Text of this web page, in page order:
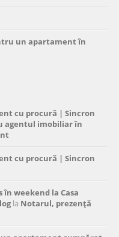
un apartament în
cu procură | Sincron
agentul imobiliar în
cu procură | Sincron
weekend la Casa
la Notarul, prezență